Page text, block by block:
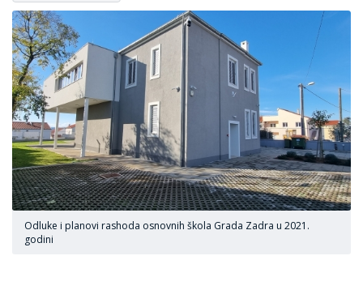
Odluke i planovi rashoda osnovnih škola Grada Zadra u 2021.
godini